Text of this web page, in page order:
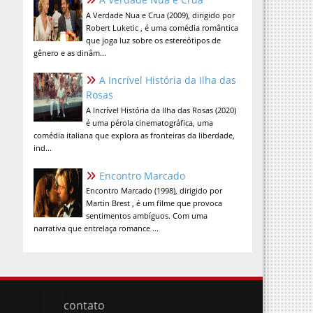
A Verdade Nua e Crua (2009), dirigido por
Robert Luketic , é uma comédia romântica
que joga luz sobre os estereótipos de
gênero e as dinâm...
A Incrível História da Ilha das
Rosas
A Incrível História da Ilha das Rosas (2020)
é uma pérola cinematográfica, uma
comédia italiana que explora as fronteiras da liberdade,
ind...
Encontro Marcado
Encontro Marcado (1998), dirigido por
Martin Brest , é um filme que provoca
sentimentos ambíguos. Com uma
narrativa que entrelaça romance ...
contato